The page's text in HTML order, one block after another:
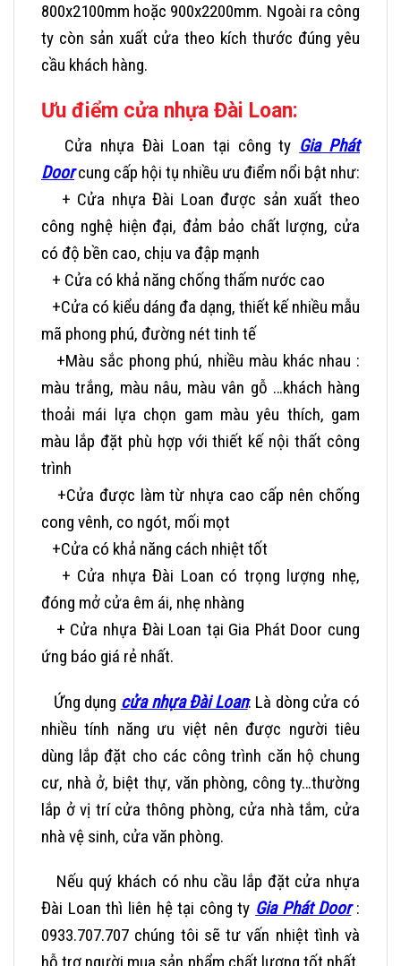
800x2100mm hoặc 900x2200mm. Ngoài ra công
ty còn sản xuất cửa theo kích thước đúng yêu
cầu khách hàng.
Ưu điểm cửa nhựa Đài Loan:
Cửa nhựa Đài Loan tại công ty Gia Phát
Doorcung cấp hội tụ nhiều ưu điểm nổi bật như:
+ Cửa nhựa Đài Loan được sản xuất theo
công nghệ hiện đại, đảm bảo chất lượng, cửa
có độ bền cao, chịu va đập mạnh
+ Cửa có khả năng chống thấm nước cao
+Cửa có kiểu dáng đa dạng, thiết kế nhiều mẫu
mã phong phú, đường nét tinh tế
+Màu sắc phong phú, nhiều màu khác nhau :
màu trắng, màu nâu, màu vân gỗ …khách hàng
thoải mái lựa chọn gam màu yêu thích, gam
màu lắp đặt phù hợp với thiết kế nội thất công
trình
+Cửa được làm từ nhựa cao cấp nên chống
cong vênh, co ngót, mối mọt
+Cửa có khả năng cách nhiệt tốt
+ Cửa nhựa Đài Loan có trọng lượng nhẹ,
đóng mở cửa êm ái, nhẹ nhàng
+ Cửa nhựa Đài Loan tại Gia Phát Door cung
ứng báo giá rẻ nhất.
Ứng dụng cửa nhựa Đài Loan: Là dòng cửa có
nhiều tính năng ưu việt nên được người tiêu
dùng lắp đặt cho các công trình căn hộ chung
cư, nhà ở, biệt thự, văn phòng, công ty…thường
lắp ở vị trí cửa thông phòng, cửa nhà tắm, cửa
nhà vệ sinh, cửa văn phòng.
Nếu quý khách có nhu cầu lắp đặt cửa nhựa
Đài Loan thì liên hệ tại công ty Gia Phát Door:
0933.707.707 chúng tôi sẽ tư vấn nhiệt tình và